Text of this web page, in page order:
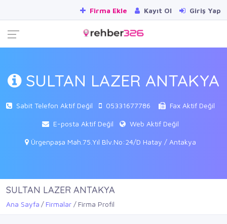
Firma Ekle Kayıt Ol Giriş Yap
SULTAN LAZER ANTAKYA
Sabit Telefon Aktif Değil 05331677786 Fax Aktif Değil
E-posta Aktif Değil Web Aktif Değil
Ürgenpaşa Mah.75.Yıl Blv.No:24/D Hatay / Antakya
SULTAN LAZER ANTAKYA
Ana Sayfa Firmalar Firma Profil